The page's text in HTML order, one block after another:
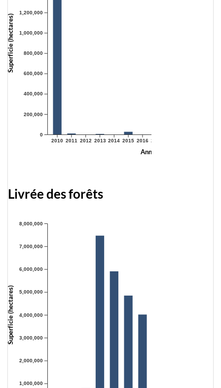
2010 2011 2012 2013 2014 2015 2016 2017
Année
0
200,000
400,000
600,000
800,000
1,000,000
1,200,000
Superficie (hectares)
Livrée des forêts
1,000,000
2,000,000
3,000,000
4,000,000
5,000,000
6,000,000
7,000,000
8,000,000
Superficie (hectares)